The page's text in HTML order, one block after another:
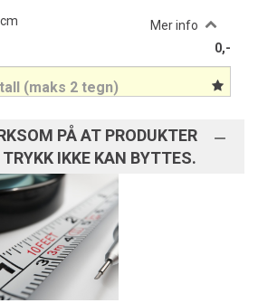
Mer info
0,-
PÅ AT PRODUKTER
IKKE KAN BYTTES.